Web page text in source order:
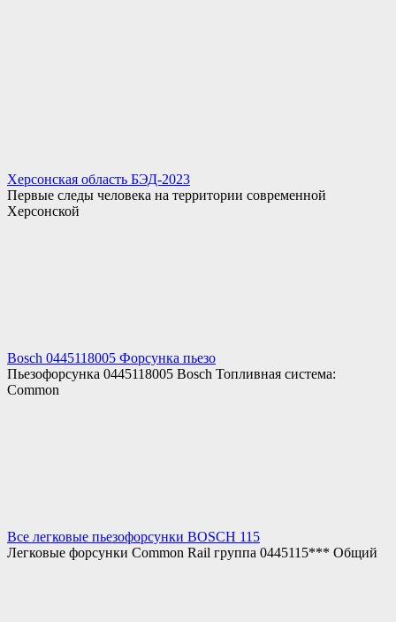
Херсонская область БЭД-2023
Первые следы человека на территории современной
Херсонской
Bosch 0445118005 Форсунка пьезо
Пьезофорсунка 0445118005 Bosch Топливная система:
Common
Все легковые пьезофорсунки BOSCH 115
Легковые форсунки Common Rail группа 0445115*** Общий